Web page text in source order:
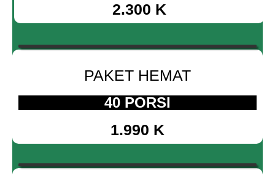
2.300 K
PAKET HEMAT
40 PORSI
1.990 K